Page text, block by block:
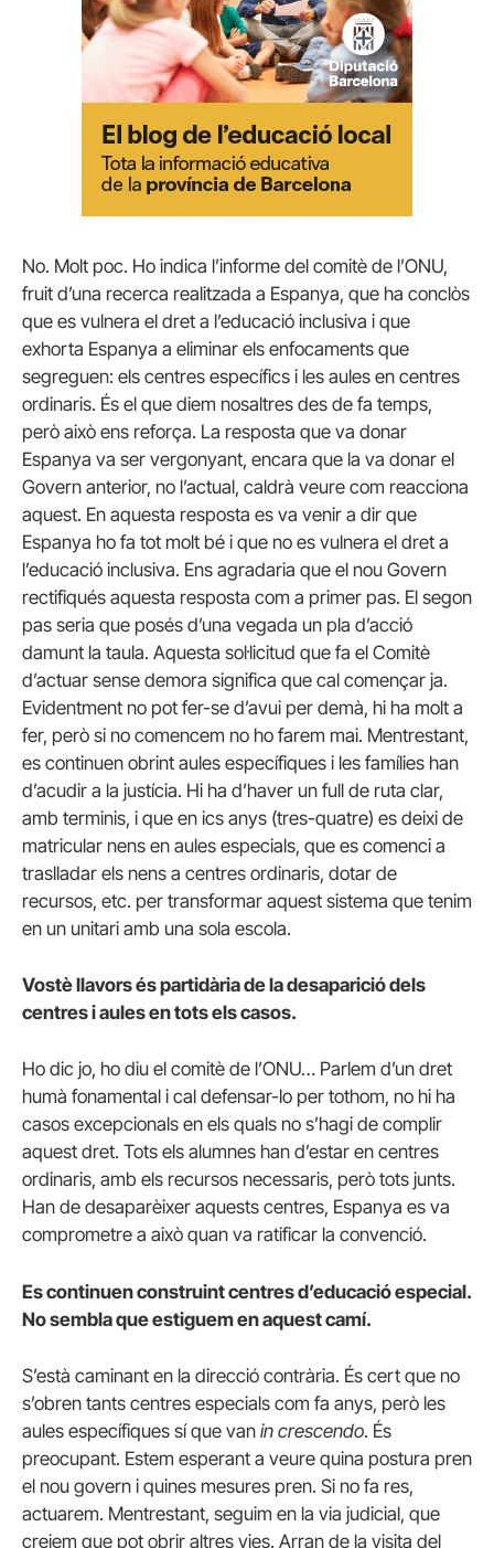
No. Molt poc. Ho indica l’informe del comitè de l’ONU,
fruit d’una recerca realitzada a Espanya, que ha conclòs
que es vulnera el dret a l’educació inclusiva i que
exhorta Espanya a eliminar els enfocaments que
segreguen: els centres específics i les aules en centres
ordinaris. És el que diem nosaltres des de fa temps,
però això ens reforça. La resposta que va donar
Espanya va ser vergonyant, encara que la va donar el
Govern anterior, no l’actual, caldrà veure com reacciona
aquest. En aquesta resposta es va venir a dir que
Espanya ho fa tot molt bé i que no es vulnera el dret a
l’educació inclusiva. Ens agradaria que el nou Govern
rectifiqués aquesta resposta com a primer pas. El segon
pas seria que posés d’una vegada un pla d’acció
damunt la taula. Aquesta sol·licitud que fa el Comitè
d’actuar sense demora significa que cal començar ja.
Evidentment no pot fer-se d’avui per demà, hi ha molt a
fer, però si no comencem no ho farem mai. Mentrestant,
es continuen obrint aules específiques i les famílies han
d’acudir a la justícia. Hi ha d’haver un full de ruta clar,
amb terminis, i que en ics anys (tres-quatre) es deixi de
matricular nens en aules especials, que es comenci a
traslladar els nens a centres ordinaris, dotar de
recursos, etc. per transformar aquest sistema que tenim
en un unitari amb una sola escola.
Vostè llavors és partidària de la desaparició dels
centres i aules en tots els casos.
Ho dic jo, ho diu el comitè de l’ONU… Parlem d’un dret
humà fonamental i cal defensar-lo per tothom, no hi ha
casos excepcionals en els quals no s’hagi de complir
aquest dret. Tots els alumnes han d’estar en centres
ordinaris, amb els recursos necessaris, però tots junts.
Han de desaparèixer aquests centres, Espanya es va
comprometre a això quan va ratificar la convenció.
Es continuen construint centres d’educació especial.
No sembla que estiguem en aquest camí.
S’està caminant en la direcció contrària. És cert que no
s’obren tants centres especials com fa anys, però les
aules específiques sí que van in crescendo. És
preocupant. Estem esperant a veure quina postura pren
el nou govern i quines mesures pren. Si no fa res,
actuarem. Mentrestant, seguim en la via judicial, que
creiem que pot obrir altres vies. Arran de la visita del